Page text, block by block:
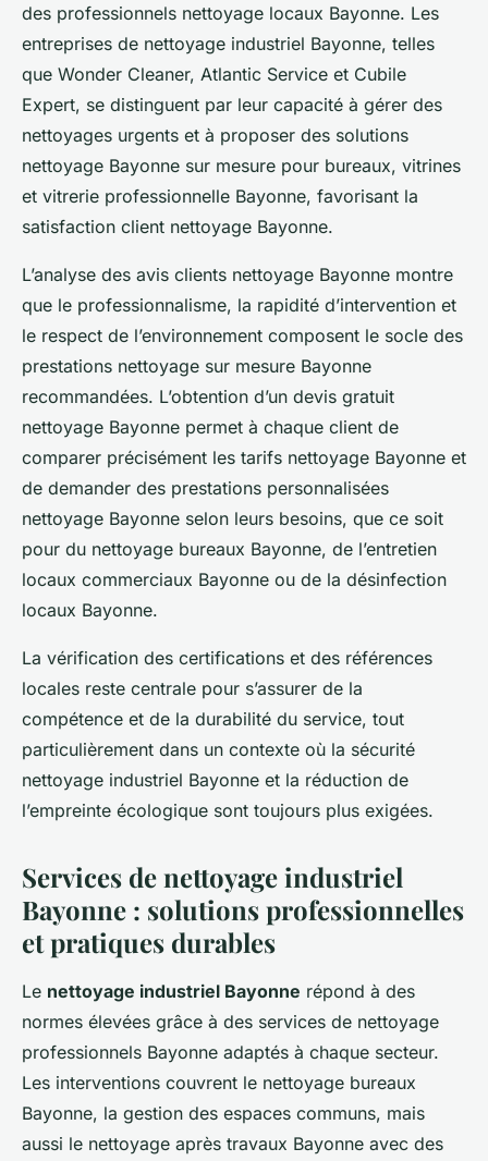
des professionnels nettoyage locaux Bayonne. Les
entreprises de nettoyage industriel Bayonne, telles
que Wonder Cleaner, Atlantic Service et Cubile
Expert, se distinguent par leur capacité à gérer des
nettoyages urgents et à proposer des solutions
nettoyage Bayonne sur mesure pour bureaux, vitrines
et vitrerie professionnelle Bayonne, favorisant la
satisfaction client nettoyage Bayonne.
L’analyse des avis clients nettoyage Bayonne montre
que le professionnalisme, la rapidité d’intervention et
le respect de l’environnement composent le socle des
prestations nettoyage sur mesure Bayonne
recommandées. L’obtention d’un devis gratuit
nettoyage Bayonne permet à chaque client de
comparer précisément les tarifs nettoyage Bayonne et
de demander des prestations personnalisées
nettoyage Bayonne selon leurs besoins, que ce soit
pour du nettoyage bureaux Bayonne, de l’entretien
locaux commerciaux Bayonne ou de la désinfection
locaux Bayonne.
La vérification des certifications et des références
locales reste centrale pour s’assurer de la
compétence et de la durabilité du service, tout
particulièrement dans un contexte où la sécurité
nettoyage industriel Bayonne et la réduction de
l’empreinte écologique sont toujours plus exigées.
Services de nettoyage industriel
Bayonne : solutions professionnelles
et pratiques durables
Le nettoyage industriel Bayonne répond à des
normes élevées grâce à des services de nettoyage
professionnels Bayonne adaptés à chaque secteur.
Les interventions couvrent le nettoyage bureaux
Bayonne, la gestion des espaces communs, mais
aussi le nettoyage après travaux Bayonne avec des